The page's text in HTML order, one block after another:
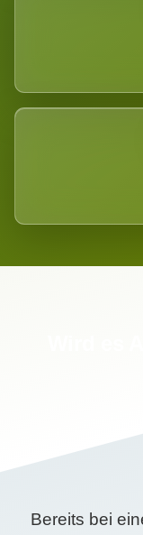
Bereits bei